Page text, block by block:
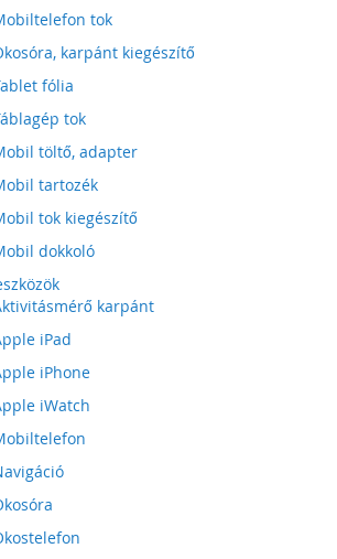
tok
karpánt kiegészítő
fólia
tok
töltő, adapter
tartozék
tok kiegészítő
dokkoló
karpánt
iPad
iPhone
iWatch